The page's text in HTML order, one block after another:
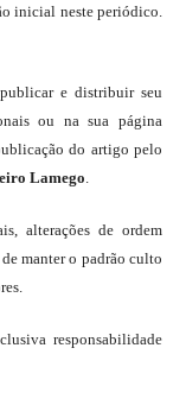
inicial neste periódico.
e distribuir seu
ou na sua página
do artigo pelo
Lamego
alterações de ordem
manter o padrão culto
responsabilidade